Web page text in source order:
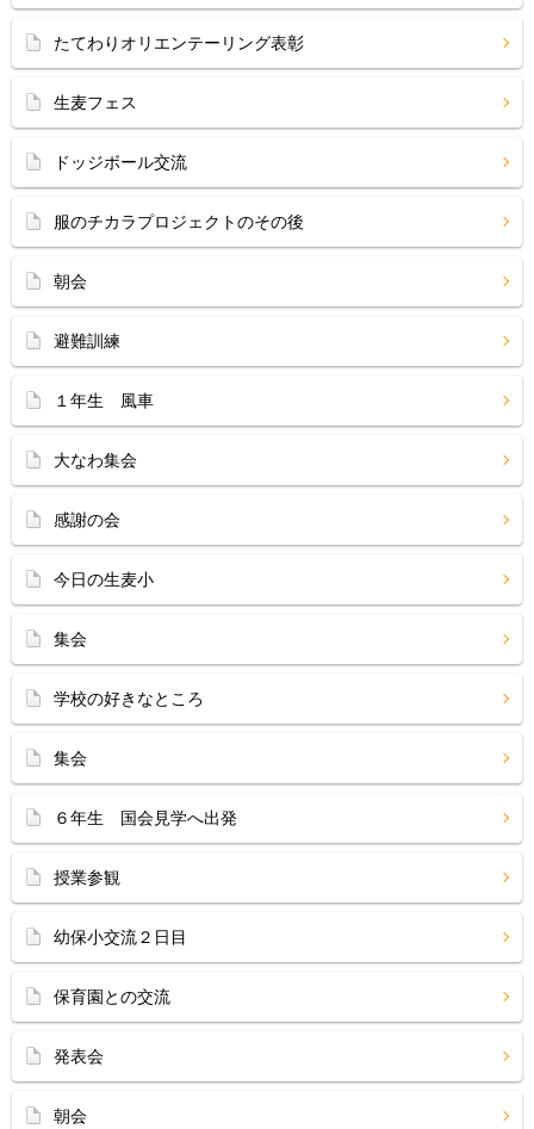
たてわりオリエンテーリング表彰
生麦フェス
ドッジボール交流
服のチカラプロジェクトのその後
朝会
避難訓練
１年生 風車
大なわ集会
感謝の会
今日の生麦小
集会
学校の好きなところ
集会
６年生 国会見学へ出発
授業参観
幼保小交流２日目
保育園との交流
発表会
朝会